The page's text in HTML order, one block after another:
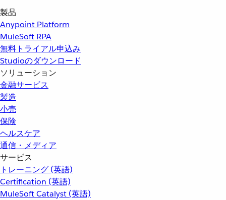
製品
Anypoint Platform
MuleSoft RPA
無料トライアル申込み
Studioのダウンロード
ソリューション
金融サービス
製造
小売
保険
ヘルスケア
通信・メディア
サービス
トレーニング (英語)
Certification (英語)
MuleSoft Catalyst (英語)